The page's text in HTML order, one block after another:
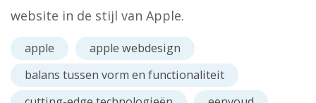
website in de stijl van Apple.
apple
apple webdesign
balans tussen vorm en functionaliteit